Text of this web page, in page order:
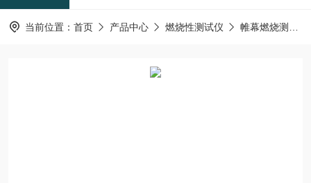
当前位置： 首页 产品中心 燃烧性测试仪 帷幕燃烧测试仪